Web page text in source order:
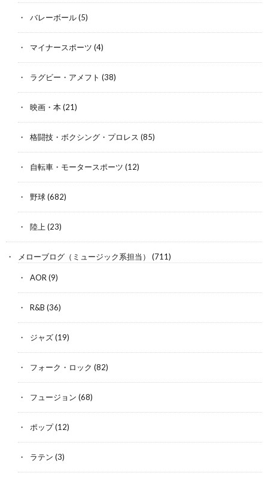
バレーボール(5)
マイナースポーツ (4)
ラグビー・アメフト (38)
映画・本(21)
格闘技・ボクシング・プロレス (85)
自転車・モータースポーツ (12)
野球(682)
陸上 (23)
メローブログ（ミュージック系担当） (711)
AOR (9)
R&B (36)
ジャズ(19)
フォーク・ロック (82)
フュージョン (68)
ポップ(12)
ラテン (3)